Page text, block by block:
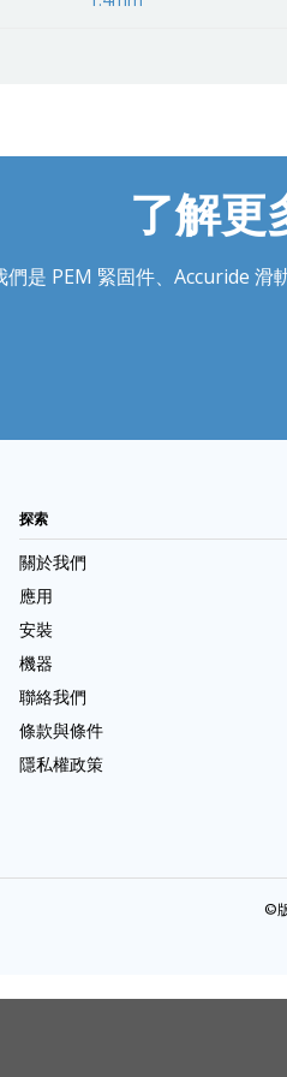
了解更
是 PEM 緊固件、Accuride
探索
關於我們
應用
安裝
機器
聯絡我們
條款與條件
隱私權政策
©